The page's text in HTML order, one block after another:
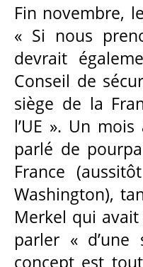
Fin novembre,
« Si nous
devrait
Conseil de
siège de la
l’UE ». Un
parlé de
France (aussitôt
Washington),
Merkel qui
parler «
concept est